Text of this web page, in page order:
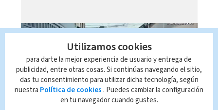
Utilizamos cookies
para darte la mejor experiencia de usuario y entrega de
publicidad, entre otras cosas. Si continúas navegando el sitio,
das tu consentimiento para utilizar dicha tecnología, según
nuestra Política de cookies . Puedes cambiar la configuración
en tu navegador cuando gustes.